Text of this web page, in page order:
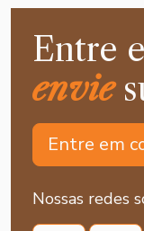
Entre
envie
Entre em
Nossas redes